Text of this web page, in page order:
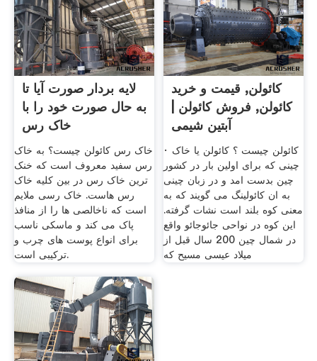
لایه بردار صورت آیا تا
به حال صورت خود را با
خاک رس
خاک رس کائولن چیست؟ به خاک
رس سفید معروف است که خنک
ترین خاک رس در بین کلیه خاک
رس هاست. خاک رسی ملایم
است که ناخالصی ها را از منافذ
پاک می کند و ماسکی ناسب
برای انواع پوست های چرب و
ترکیبی است.
کائولن, قیمت و خرید
کائولن, فروش کائولن |
آبتین شیمی
· کائولن چیست ؟ کائولن یا خاک
چینی که برای اولین بار در کشور
چین بدست امد و در زبان چینی
به ان کائولینگ می گویند که به
معنی کوه بلند است نشات گرفته.
این کوه در نواحی جائوجائو واقع
در شمال چین 200 سال قبل از
میلاد عیسی مسیح که